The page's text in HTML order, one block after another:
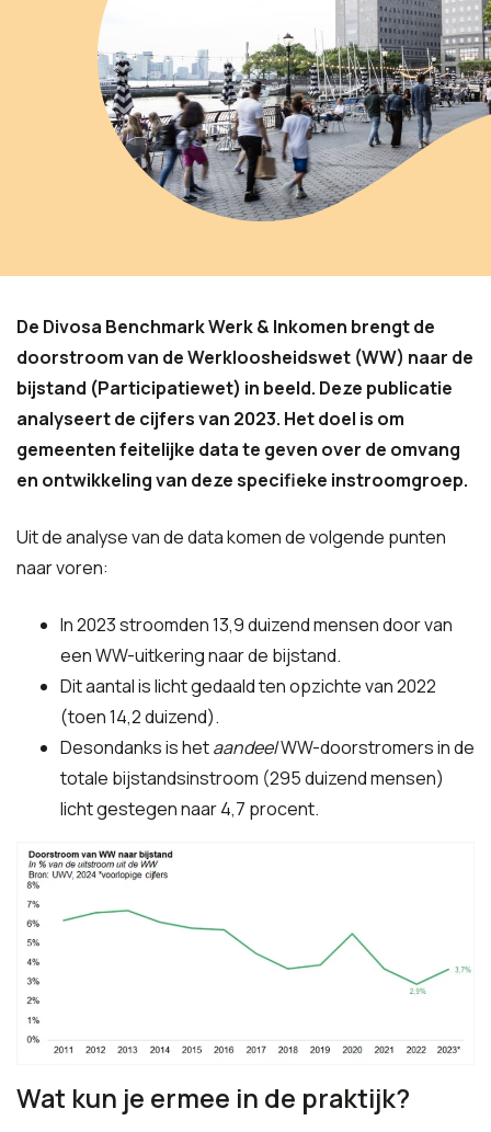
De Divosa Benchmark Werk & Inkomen brengt de
doorstroom van de Werkloosheidswet (WW) naar de
bijstand (Participatiewet) in beeld. Deze publicatie
analyseert de cijfers van 2023. Het doel is om
gemeenten feitelijke data te geven over de omvang
en ontwikkeling van deze specifieke instroomgroep.
Uit de analyse van de data komen de volgende punten
naar voren:
In 2023 stroomden 13,9 duizend mensen door van
een WW-uitkering naar de bijstand.
Dit aantal is licht gedaald ten opzichte van 2022
(toen 14,2 duizend).
Desondanks is hetaandeelWW-doorstromers in de
totale bijstandsinstroom (295 duizend mensen)
licht gestegen naar 4,7 procent.
Wat kun je ermee in de praktijk?